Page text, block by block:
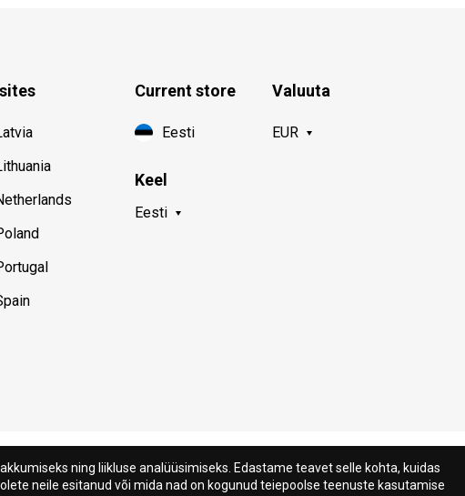
Current store
Eesti
Keel
Eesti
Valuuta
EUR
ning liikluse analüüsimiseks. Edastame teavet selle kohta, kuidas
neile esitanud või mida nad on kogunud teiepoolse teenuste kasutamise